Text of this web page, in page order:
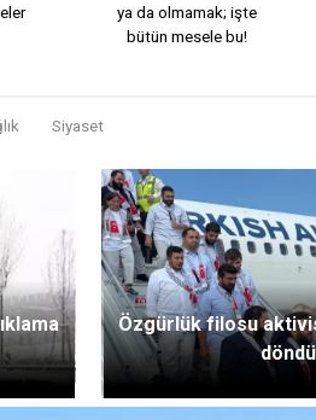
ya da olmamak; işte
bütün mesele bu!
Siyaset
Özgürlük filosu
döndü